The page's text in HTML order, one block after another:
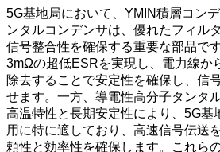
5G基地局において、YMIN積層コン
ンタルコンデンサは、優れたフィル
信号整合性を確保する重要な部品で
3mΩの超低ESRを実現し、電力線か
除去することで安定性を確保し、信
せます。一方、導電性高分子タンタ
高温特性と長期安定性により、5G基
用に特に適しており、高速信号伝送
頼性と効率性を確保します。これら